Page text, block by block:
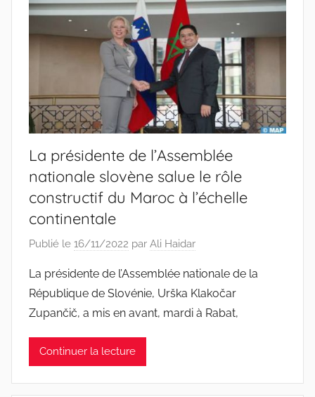
La présidente de l’Assemblée
nationale slovène salue le rôle
constructif du Maroc à l’échelle
continentale
Publié le 16/11/2022 par Ali Haidar
La présidente de l’Assemblée nationale de la
République de Slovénie, Urška Klakočar
Zupančič, a mis en avant, mardi à Rabat,
Continuer la lecture